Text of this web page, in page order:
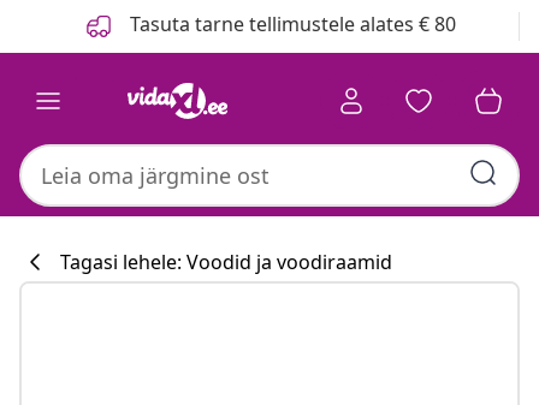
Tasuta tarne tellimustele alates € 80
Tagasi lehele: Voodid ja voodiraamid